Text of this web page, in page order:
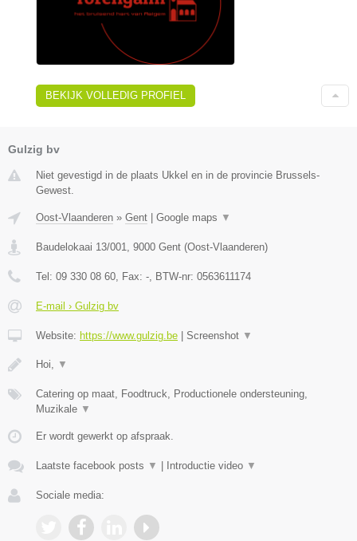
BEKIJK VOLLEDIG PROFIEL
Gulzig bv
Niet gevestigd in de plaats Ukkel en in de provincie Brussels-
Gewest.
Oost-Vlaanderen » Gent Google maps ▼
Baudelokaai 13/001 9000 Gent (Oost-Vlaanderen)
Tel: 09 330 08 60 , Fax: - , BTW-nr: 0563611174
E-mail › Gulzig bv
Website: https://www.gulzig.be Screenshot ▼
Hoi, ▼
Catering op maat, Foodtruck, Productionele ondersteuning,
Muzikale ▼
Er wordt gewerkt op afspraak.
Laatste facebook posts ▼ Introductie video ▼
Sociale media: